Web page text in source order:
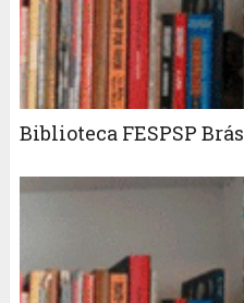
Biblioteca FESPSP Brás